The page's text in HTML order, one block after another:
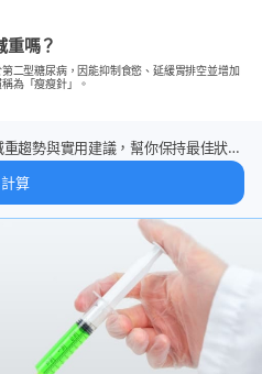
重嗎？
二型糖尿病，因能抑制食慾、延緩胃排空並增加
為「瘦瘦針」。
趨勢與實用建議，幫你保持最佳狀
計算